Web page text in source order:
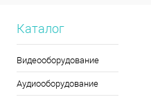
Каталог
Видеооборудование
Аудиооборудование